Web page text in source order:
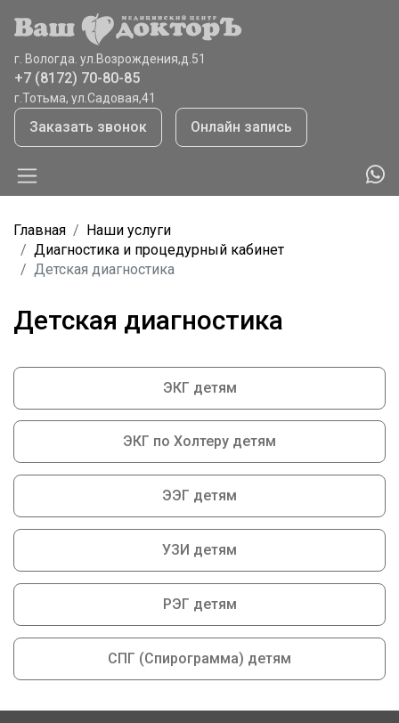
г. Вологда, ул.Ветошкина,д.8
+7 (8172) 70-80-85
г. Вологда. ул.Возрождения,д.51
+7 (8172) 70-80-85
г.Тотьма, ул.Садовая,41
+7 (921) 065 9208
Заказать звонок Онлайн запись
Главная
Наши услуги
Диагностика и процедурный кабинет
Детская диагностика
Детская диагностика
ЭКГ детям
ЭКГ по Холтеру детям
ЭЭГ детям
УЗИ детям
РЭГ детям
СПГ (Спирограмма) детям